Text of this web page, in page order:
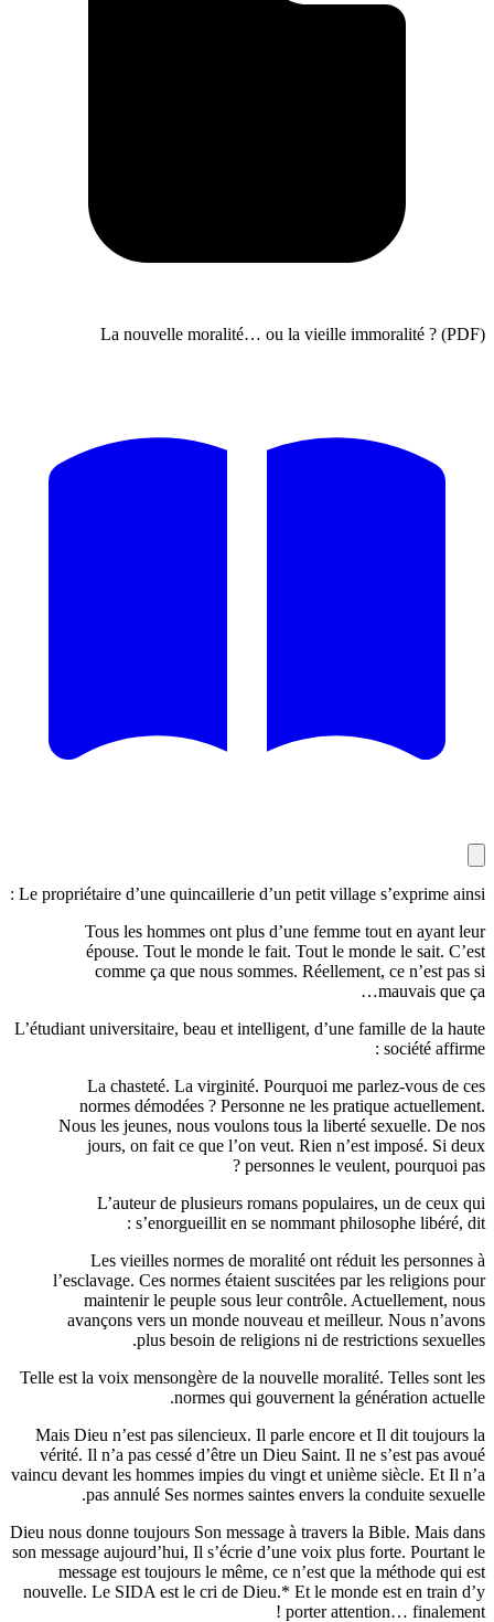
La nouvelle moralité… ou la vieille
Le propriétaire d’une quincaillerie d’un petit village
Tous les hommes ont plus d’une femme tout
épouse. Tout le monde le fait. Tout le monde le
comme ça que nous sommes. Réellement, ce
L’étudiant universitaire, beau et intelligent, d’une famille
La chasteté. La virginité. Pourquoi me parlez-
normes démodées ? Personne ne les pratique
Nous les jeunes, nous voulons tous la liberté
jours, on fait ce que l’on veut. Rien n’est
personnes le veulent,
L’auteur de plusieurs romans populaires, un
s’enorgueillit en se nommant philosophe
Les vieilles normes de moralité ont réduit les
l’esclavage. Ces normes étaient suscitées par les
maintenir le peuple sous leur contrôle.
avançons vers un monde nouveau et meilleur.
plus besoin de religions ni de restrictions
Telle est la voix mensongère de la nouvelle moralité.
normes qui gouvernent la
Mais Dieu n’est pas silencieux. Il parle encore et Il dit
vérité. Il n’a pas cessé d’être un Dieu Saint. Il ne s’est
vaincu devant les hommes impies du vingt et unième
pas annulé Ses normes saintes envers la
Dieu nous donne toujours Son message à travers la Bible.
son message aujourd’hui, Il s’écrie d’une voix plus forte.
message est toujours le même, ce n’est que la
nouvelle. Le SIDA est le cri de Dieu.* Et le monde est
porter attention…